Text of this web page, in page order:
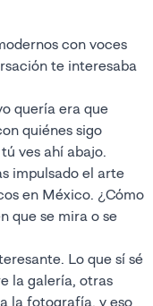
con voces
te interesaba
quería era que
quiénes sigo
ves ahí abajo.
impulsado el arte
en México. ¿Cómo
que se mira o se
Lo que sí sé
la galería, otras
la fotografía, y eso